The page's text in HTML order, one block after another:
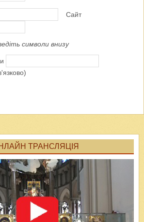
Сайт
символи внизу
ТРАНСЛЯЦІЯ